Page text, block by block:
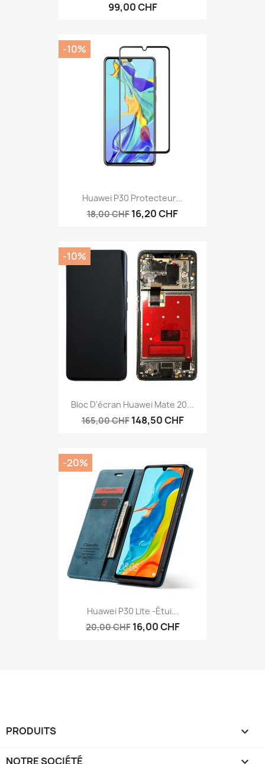
99,00 CHF
Huawei P30 Protecteur...
18,00 CHF 16,20 CHF
-10%
Bloc D'écran Huawei Mate 20...
165,00 CHF 148,50 CHF
-10%
Huawei P30 Lite -étui...
20,00 CHF 16,00 CHF
-20%
PRODUITS 
NOTRE SOCIÉTÉ